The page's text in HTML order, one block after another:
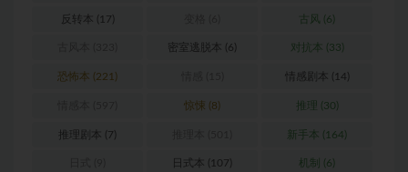
反转本 (17) 古风 (6)
密室逃脱本 (6) 对抗本 (33)
恐怖本 (221) 情感剧本 (14)
惊悚 (8) 推理 (30)
推理剧本 (7) 新手本 (164)
日式本 (107) 机制 (6)